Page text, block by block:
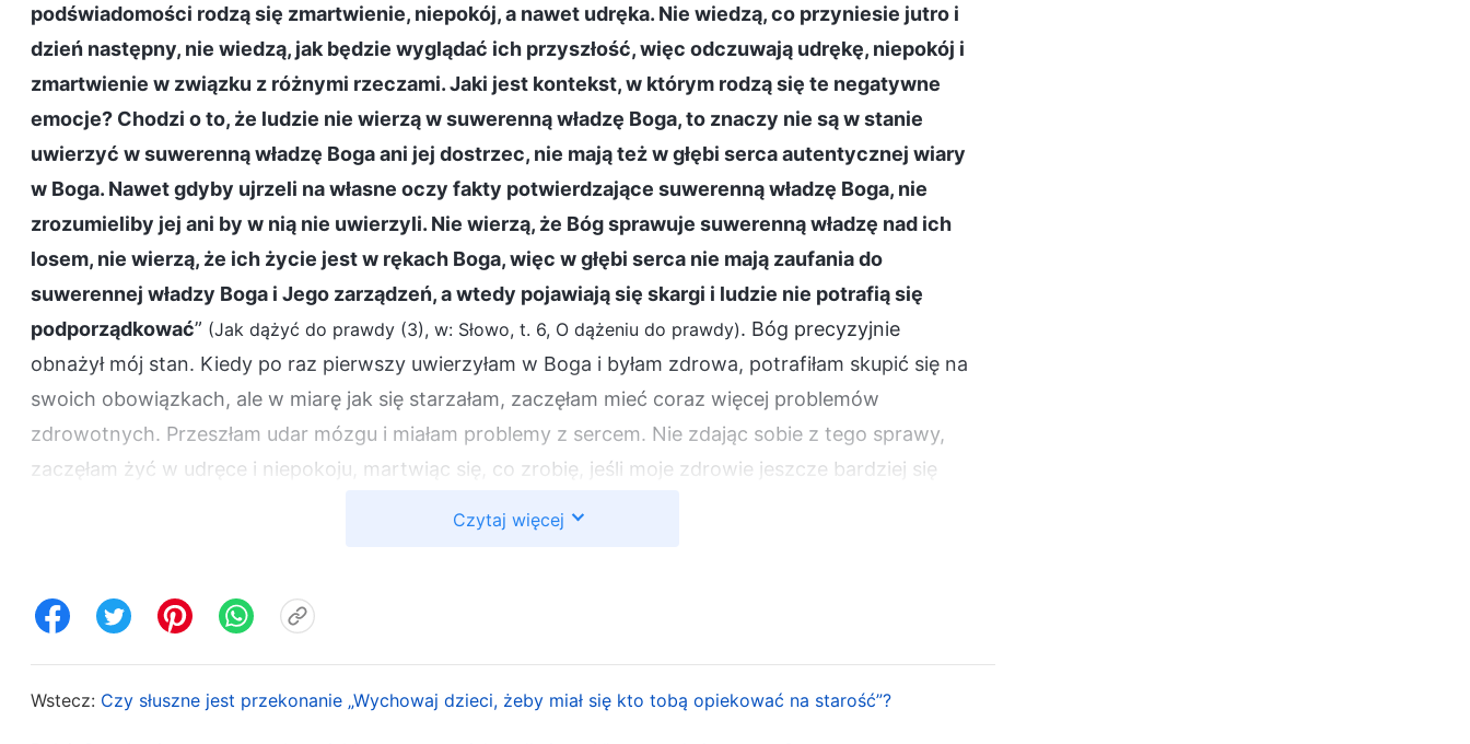
podświadomości rodzą się zmartwienie, niepokój, a nawet udręka. Nie wiedzą, co przyniesie jutro i
dzień następny, nie wiedzą, jak będzie wyglądać ich przyszłość, więc odczuwają udrękę, niepokój i
zmartwienie w związku z różnymi rzeczami. Jaki jest kontekst, w którym rodzą się te negatywne
emocje? Chodzi o to, że ludzie nie wierzą w suwerenną władzę Boga, to znaczy nie są w stanie
uwierzyć w suwerenną władzę Boga ani jej dostrzec, nie mają też w głębi serca autentycznej wiary
w Boga. Nawet gdyby ujrzeli na własne oczy fakty potwierdzające suwerenną władzę Boga, nie
zrozumieliby jej ani by w nią nie uwierzyli. Nie wierzą, że Bóg sprawuje suwerenną władzę nad ich
losem, nie wierzą, że ich życie jest w rękach Boga, więc w głębi serca nie mają zaufania do
suwerennej władzy Boga i Jego zarządzeń, a wtedy pojawiają się skargi i ludzie nie potrafią się
podporządkować” (Jak dążyć do prawdy (3), w: Słowo, t. 6, O dążeniu do prawdy). Bóg precyzyjnie
obnażył mój stan. Kiedy po raz pierwszy uwierzyłam w Boga i byłam zdrowa, potrafiłam skupić się na
swoich obowiązkach, ale w miarę jak się starzałam, zaczęłam mieć coraz więcej problemów
zdrowotnych. Przeszłam udar mózgu i miałam problemy z sercem. Nie zdając sobie z tego sprawy,
zaczęłam żyć w udręce i niepokoju, martwiąc się, co zrobię, jeśli moje zdrowie jeszcze bardziej się
moich obowiązków, a nawet nie chciałam wykonywać ich poza domem. Chciałam tylko wrócić, by
i chciałam tylko polegać na innych. Zobaczyłam, że w ogóle nie mam wiary w Boga. Gdy teraz o tym
Czytaj więcej
Wstecz: Czy słuszne jest przekonanie „Wychowaj dzieci, żeby miał się kto tobą opiekować na starość”?